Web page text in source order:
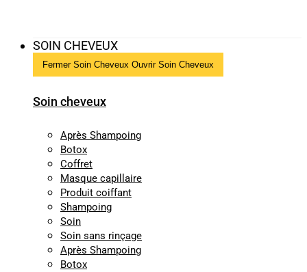
SOIN CHEVEUX
Fermer Soin Cheveux Ouvrir Soin Cheveux
Soin cheveux
Après Shampoing
Botox
Coffret
Masque capillaire
Produit coiffant
Shampoing
Soin
Soin sans rinçage
Après Shampoing
Botox